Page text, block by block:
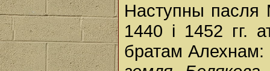
Наступны пасля
1440 і 1452 гг.
братам Алехнам: